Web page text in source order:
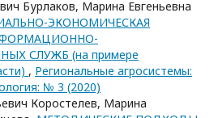
Бурлаков, Марина Евгеньевна
ЭКОНОМИЧЕСКАЯ
СЛУЖБ (на примере
, Региональные агросистемы:
№ 3 (2020)
Коростелев, Марина